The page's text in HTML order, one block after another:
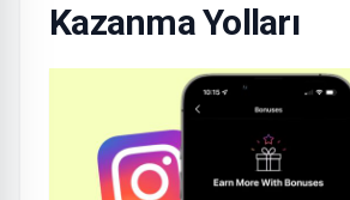
Kazanma Yolları